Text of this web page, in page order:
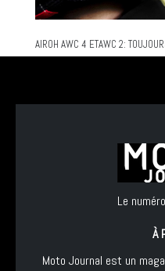
AIROH AWC 4 ETAWC 2:
Le
À
Moto Journal est un